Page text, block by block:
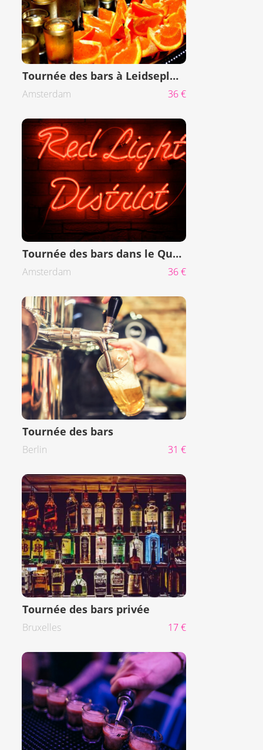
Tournée des bars à Leidseplein
Amsterdam 36 €
Tournée des bars dans le Quartier Rouge
Amsterdam 36 €
Tournée des bars
Berlin 31 €
Tournée des bars privée
Bruxelles 17 €